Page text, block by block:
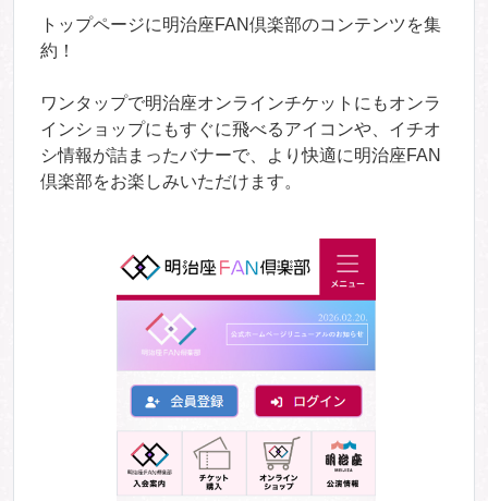
トップページに明治座FAN倶楽部のコンテンツを集
約！
ワンタップで明治座オンラインチケットにもオンラ
インショップにもすぐに飛べるアイコンや、イチオ
シ情報が詰まったバナーで、より快適に明治座FAN
倶楽部をお楽しみいただけます。